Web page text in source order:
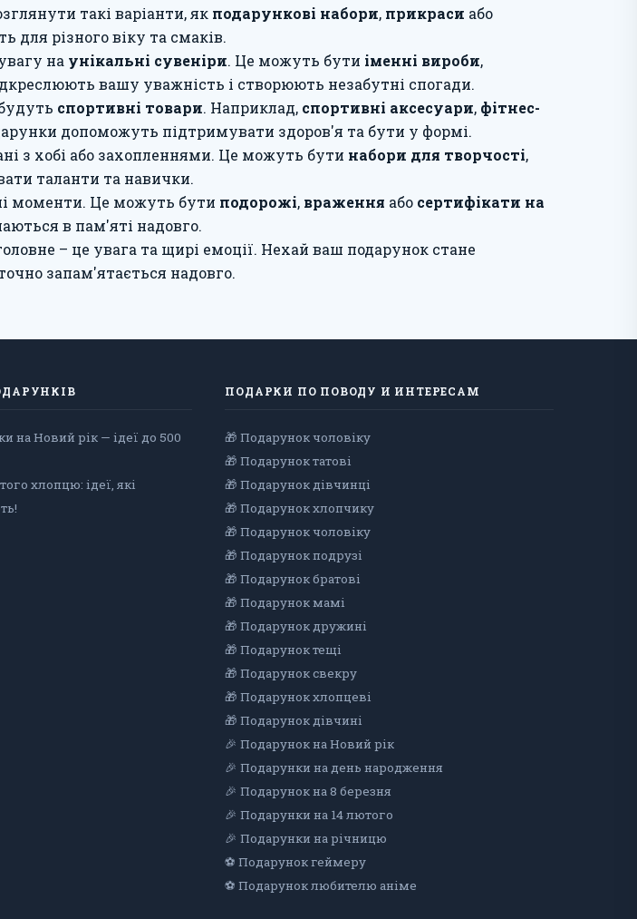
такі варіанти, як подарункові набори, прикраси або
для різного віку та смаків.
на унікальні сувеніри. Це можуть бути іменні вироби,
вашу уважність і створюють незабутні спогади.
спортивні товари. Наприклад, спортивні аксесуари, фітнес-
допоможуть підтримувати здоров'я та бути у формі.
з хобі або захопленнями. Це можуть бути набори для творчості,
таланти та навички.
моменти. Це можуть бути подорожі, враження або сертифікати на
в пам'яті надовго.
– це увага та щирі емоції. Нехай ваш подарунок стане
запам'ятається надовго.
на Новий рік — ідеї до 500
хлопцю: ідеї, які
ПОДАРКИ ПО ПОВОДУ И ИНТЕРЕСАМ
🎁 Подарунок чоловiку
🎁 Подарунок татові
🎁 Подарунок дівчинці
🎁 Подарунок хлопчику
🎁 Подарунок чоловіку
🎁 Подарунок подрузі
🎁 Подарунок братові
🎁 Подарунок мамі
🎁 Подарунок дружині
🎁 Подарунок тещі
🎁 Подарунок свекру
🎁 Подарунок хлопцеві
🎁 Подарунок дiвчинi
🎉 Подарунок на Новий рік
🎉 Подарунки на день народження
🎉 Подарунок на 8 березня
🎉 Подарунки на 14 лютого
🎉 Подарунки на річницю
⚽ Подарунок геймеру
⚽ Подарунок любителю аніме